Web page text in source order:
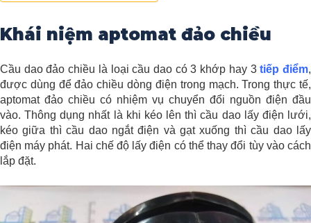
Khái niệm aptomat đảo chiều
Cầu dao đảo chiều là loại cầu dao có 3 khớp hay 3tiếp điểm,
được dùng để đảo chiều dòng điện trong mạch. Trong thực tế,
aptomat đảo chiều có nhiệm vụ chuyển đổi nguồn điện đầu
vào. Thông dụng nhất là khi kéo lên thì cầu dao lấy điện lưới,
kéo giữa thì cầu dao ngắt điện và gạt xuống thì cầu dao lấy
điện máy phát. Hai chế độ lấy điện có thể thay đổi tùy vào cách
lắp đặt.